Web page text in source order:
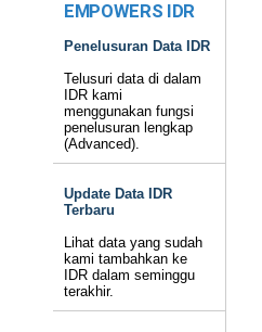
EMPOWERS IDR
Penelusuran Data IDR
Telusuri data di dalam
IDR kami
menggunakan fungsi
penelusuran lengkap
(Advanced).
Update Data IDR
Terbaru
Lihat data yang sudah
kami tambahkan ke
IDR dalam seminggu
terakhir.